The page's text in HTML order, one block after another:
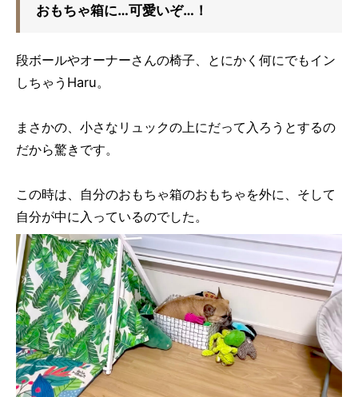
おもちゃ箱に…可愛いぞ…！
段ボールやオーナーさんの椅子、とにかく何にでもイン
しちゃうHaru。
まさかの、小さなリュックの上にだって入ろうとするの
だから驚きです。
この時は、自分のおもちゃ箱のおもちゃを外に、そして
自分が中に入っているのでした。